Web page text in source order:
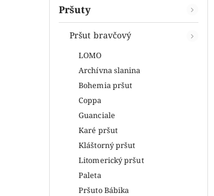
Pršuty
Pršut bravčový
LOMO
Archívna slanina
Bohemia pršut
Coppa
Guanciale
Karé pršut
Kláštorný pršut
Litomerický pršut
Paleta
Pršuto Bábika